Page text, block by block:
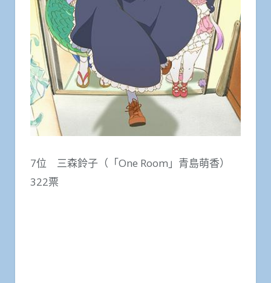
7位 三森鈴子（「One Room」青島萌香）
322票